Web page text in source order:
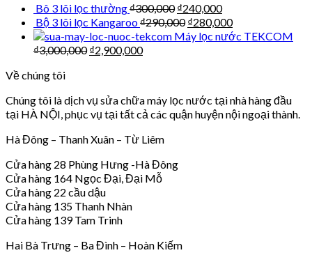
Bô 3 lõi lọc thường₫300,000 ₫240,000
Bộ 3 lõi lọc Kangaroo₫290,000 ₫280,000
Máy lọc nước TEKCOM
₫3,000,000 ₫2,900,000
Về chúng tôi
Chúng tôi là dịch vụ sửa chữa máy lọc nước tại nhà hàng đầu
tại HÀ NỘI, phục vụ tại tất cả các quận huyện nội ngoại thành.
Hà Đông – Thanh Xuân – Từ Liêm
Cửa hàng 28 Phùng Hưng -Hà Đông
Cửa hàng 164 Ngọc Đại, Đại Mỗ
Cửa hàng 22 cầu dậu
Cửa hàng 135 Thanh Nhàn
Cửa hàng 139 Tam Trinh
Hai Bà Trưng – Ba Đình – Hoàn Kiếm